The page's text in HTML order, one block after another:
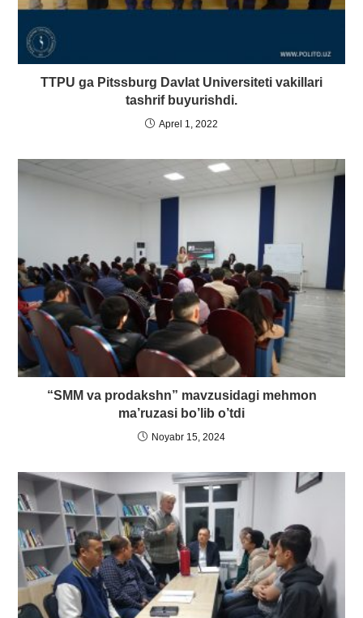
TTPU ga Pitssburg Davlat Universiteti vakillari
tashrif buyurishdi.
Aprel 1, 2022
“SMM va prodakshn” mavzusidagi mehmon
ma’ruzasi bo’lib o’tdi
Noyabr 15, 2024